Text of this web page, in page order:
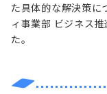
た具体的な解決策に
ィ事業部 ビジネス
た。